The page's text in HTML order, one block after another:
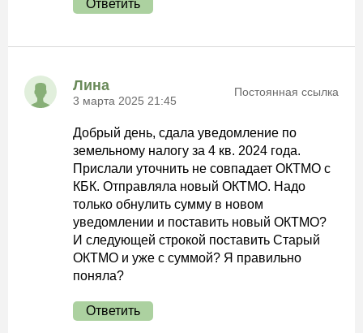
Ответить
Лина
3 марта 2025 21:45
Постоянная ссылка
Добрый день, сдала уведомление по
земельному налогу за 4 кв. 2024 года.
Прислали уточнить не совпадает ОКТМО с
КБК. Отправляла новый ОКТМО. Надо
только обнулить сумму в новом
уведомлении и поставить новый ОКТМО?
И следующей строкой поставить Старый
ОКТМО и уже с суммой? Я правильно
поняла?
Ответить